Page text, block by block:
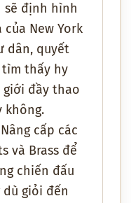
sẽ định hình
New York
dân, quyết
thấy hy
đầy thao
không.
cấp các
và Brass để
chiến đấu
giỏi đến